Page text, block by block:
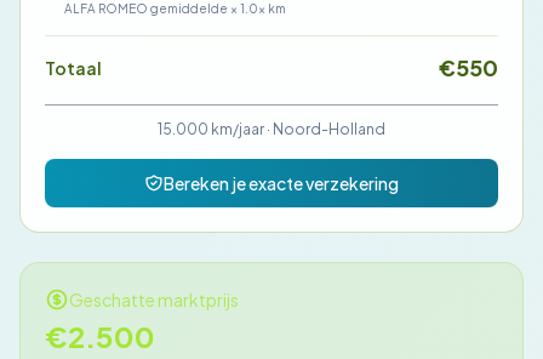
ALFA ROMEO gemiddelde × 1.0× km
Totaal €550
15.000 km/jaar · Noord-Holland
Bereken je exacte verzekering
Geschatte marktprijs
€2.500